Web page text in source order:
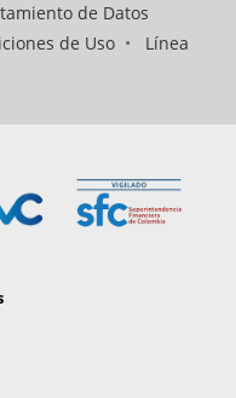
de Datos
de Uso• Línea